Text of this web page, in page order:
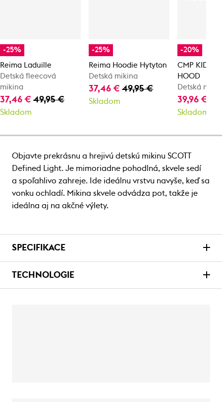
-25%
Reima Laduille
Detská fleecová
mikina
37,46 € 49,95 €
Skladom
-25%
Reima Hoodie Hytyton
Detská mikina
37,46 €49,95 €
Skladom
-20%
CMP KID
HOOD
Detská
39,96 €
Skladom
Objavte prekrásnu a hrejivú detskú mikinu SCOTT
Defined Light. Je mimoriadne pohodlná, skvele sedí
a spoľahlivo zahreje. Ide ideálnu vrstvu navyše, keď sa
vonku ochladí. Mikina skvele odvádza pot, takže je
ideálna aj na akčné výlety.
SPECIFIKACE
TECHNOLOGIE